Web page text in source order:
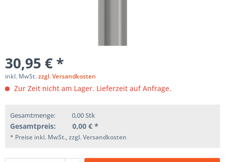
30,95 € *
inkl. MwSt.zzgl. Versandkosten
Zur Zeit nicht am Lager. Lieferzeit auf Anfrage.
Gesamtmenge: 0,00Stk
Gesamtpreis: 0,00 € *
* Preise inkl. MwSt., zzgl. Versandkosten